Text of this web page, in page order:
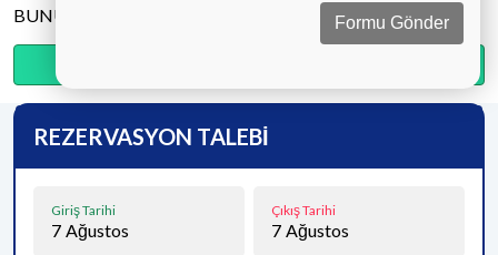
BUNU PAYLAŞ
REZERVASYON TALEBİ
Giriş Tarihi
7 Ağustos
Çıkış Tarihi
7 Ağustos
Formu Gönder